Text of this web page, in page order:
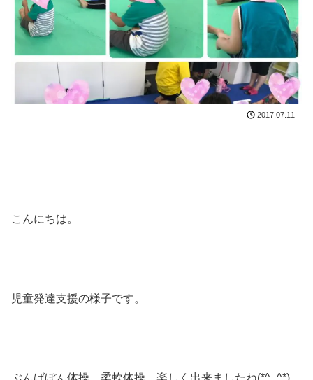
2017.07.11
こんにちは。
児童発達支援の様子です。